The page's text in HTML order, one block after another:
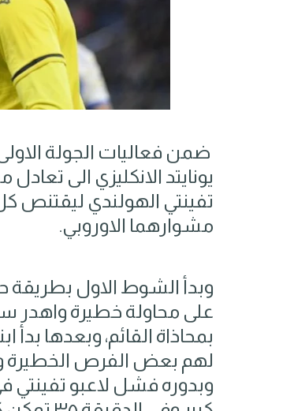
ضمن فعاليات الجولة
تفينتي الهولندي ليقتنص
مشوارهما الاوروبي.
وبدأ الشوط الاول بطريقة
على محاولة خطيرة واهدر
بمحاذاة القائم، وبعدها
لهم بعض الفرص الخطيرة
وبدوره فشل لاعبو تفينتي